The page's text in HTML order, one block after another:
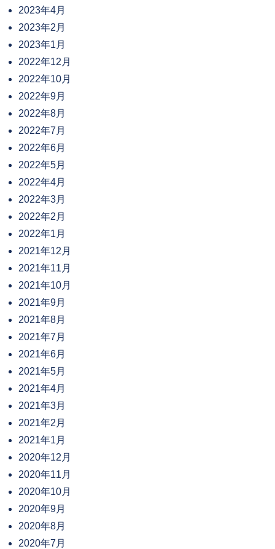
2023年4月
2023年2月
2023年1月
2022年12月
2022年10月
2022年9月
2022年8月
2022年7月
2022年6月
2022年5月
2022年4月
2022年3月
2022年2月
2022年1月
2021年12月
2021年11月
2021年10月
2021年9月
2021年8月
2021年7月
2021年6月
2021年5月
2021年4月
2021年3月
2021年2月
2021年1月
2020年12月
2020年11月
2020年10月
2020年9月
2020年8月
2020年7月